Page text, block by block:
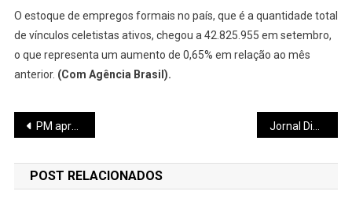
O estoque de empregos formais no país, que é a quantidade total
de vínculos celetistas ativos, chegou a 42.825.955 em setembro,
o que representa um aumento de 0,65% em relação ao mês
anterior. (Com Agência Brasil).
Navegação
de
Post
PM apreende arma de fogo em casa no distrito de Torneiros
POST RELACIONADOS